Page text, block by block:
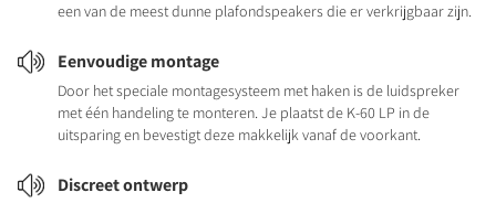
een van de meest dunne plafondspeakers die er verkrijgbaar zijn.
Eenvoudige montage
Door het speciale montagesysteem met haken is de luidspreker
met één handeling te monteren. Je plaatst de K-60 LP in de
uitsparing en bevestigt deze makkelijk vanaf de voorkant.
Discreet ontwerp